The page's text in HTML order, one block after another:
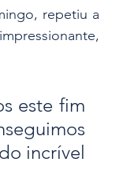
repetiu a
este fim
incrível